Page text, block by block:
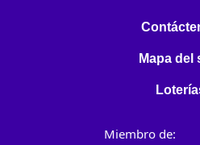
Mapa del
Miembro de: